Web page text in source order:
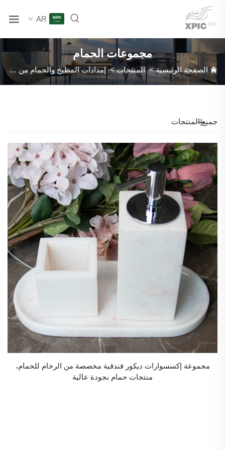
AR
مجموعات الحمام
الصفحة الرئيسية>المنتجات>إمدادات المطبخ والحمام من الرخام الطبيعي
جميع المنتجات
مجموعة إكسسوارات ديكور فندقية مخصصة من الرخام للحمام،
منتجات حمام بجودة عالية